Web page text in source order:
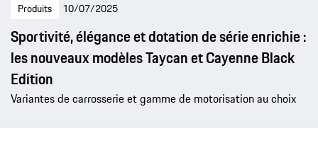
Produits 10/07/2025
Sportivité, élégance et dotation de série enrichie :
les nouveaux modèles Taycan et Cayenne Black
Edition
Variantes de carrosserie et gamme de motorisation au choix